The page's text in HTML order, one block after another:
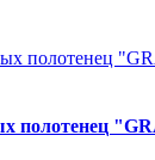
полотенец